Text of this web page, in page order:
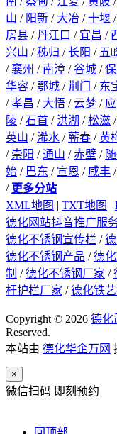
山 / 阳新 / 大冶 /十堰 /
房县 /丹江口 / 宜昌 /
兴山 /秭归 /长阳 / 五
/襄州 / 南漳 /谷城 /
华容 /鄂城 /荆门 / 东
/孝昌 / 大悟 /云梦 /
陵 /石首 / 洪湖 /松滋 /
英山 /浠水 /蕲春 /黄
/ 崇阳 /通山 /赤壁 /
始 / 巴东 / 宣恩 / 咸丰 /
/ 更多分站
XML地图 | TXT地图 |
德化网站抖音推广服
德化不锈钢宣传栏 /
德化不锈钢产品 /德
制 /德化不锈钢厂家 /
杆护栏厂家 /德化铁
Copyright © 2026 德化
Reserved.
本站由 德化华企万网
×
微信扫码 即刻预约